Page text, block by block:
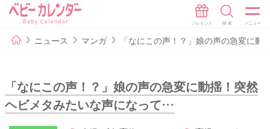
ニュース マンガ 「なにこの声！？」娘の声の急変に
「なにこの声！？」娘の声の急変に動揺！突然
ヘビメタみたいな声になって…